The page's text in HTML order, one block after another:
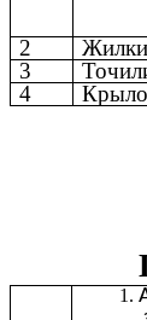
2
3
4